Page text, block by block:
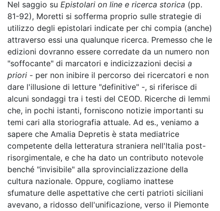
Nel saggio su Epistolari on line e ricerca storica (pp.
81-92), Moretti si sofferma proprio sulle strategie di
utilizzo degli epistolari indicate per chi compia (anche)
attraverso essi una qualunque ricerca. Premesso che le
edizioni dovranno essere corredate da un numero non
"soffocante" di marcatori e indicizzazioni decisi a
priori - per non inibire il percorso dei ricercatori e non
dare l'illusione di letture "definitive" -, si riferisce di
alcuni sondaggi tra i testi del CEOD. Ricerche di lemmi
che, in pochi istanti, forniscono notizie importanti su
temi cari alla storiografia attuale. Ad es., veniamo a
sapere che Amalia Depretis è stata mediatrice
competente della letteratura straniera nell'Italia post-
risorgimentale, e che ha dato un contributo notevole
benché "invisibile" alla sprovincializzazione della
cultura nazionale. Oppure, cogliamo inattese
sfumature delle aspettative che certi patrioti siciliani
avevano, a ridosso dell'unificazione, verso il Piemonte